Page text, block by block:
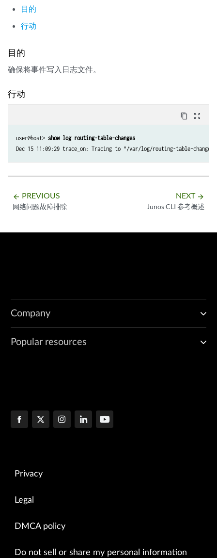
目的
行动
目的
确保将事件写入日志文件。
行动
content_copy zoom_out_map
user@host> show log routing-table-changes
Dec 15 11:09:29 trace_on: Tracing to "/var/log/routing-table-
arrow_backward PREVIOUS
网络问题故障排除
NEXT arrow_forward
Junos CLI 参考概述
Company
Popular resources
Privacy
Legal
DMCA policy
Do not sell or share my personal information